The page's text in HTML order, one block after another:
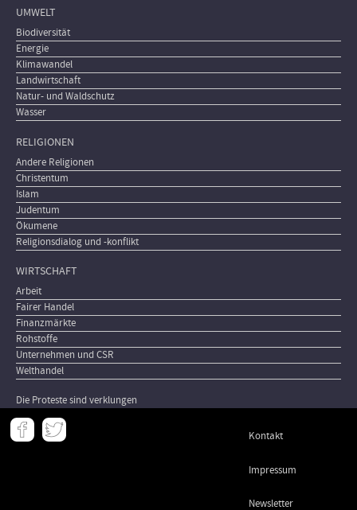
UMWELT
Biodiversität
Energie
Klimawandel
Landwirtschaft
Natur- und Waldschutz
Wasser
RELIGIONEN
Andere Religionen
Christentum
Islam
Judentum
Ökumene
Religionsdialog und -konflikt
WIRTSCHAFT
Arbeit
Fairer Handel
Finanzmärkte
Rohstoffe
Unternehmen und CSR
Welthandel
Die Proteste sind verklungen
Meta
- Kontakt
Impressum
Newsletter